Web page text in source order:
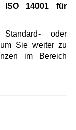
ISO 14001 für
oder
Sie weiter zu
im Bereich